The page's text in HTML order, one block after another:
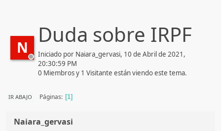
N Duda sobre IRPF
Iniciado por Naiara_gervasi, 10 de Abril de 2021,
20:30:59 PM
0 Miembros y 1 Visitante están viendo este tema.
IR ABAJO Páginas 1
Naiara_gervasi